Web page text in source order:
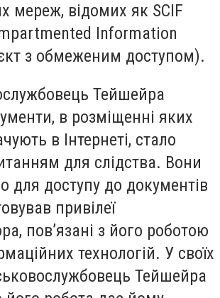
мереж, відомих як SCIF
Information
з обмеженим доступом).
Тейшейра
в розміщенні яких
в Інтернеті, стало
для слідства. Вони
для доступу до документів
привілеї
пов’язані з його роботою
технологій. У своїх
Тейшейра